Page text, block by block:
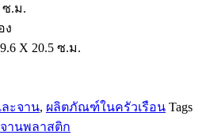
ซ.ม.
ง
X 20.5 ซ.ม.
ะจาน, ผลิตภัณฑ์ในครัวเรือน Tags
จานพลาสติก